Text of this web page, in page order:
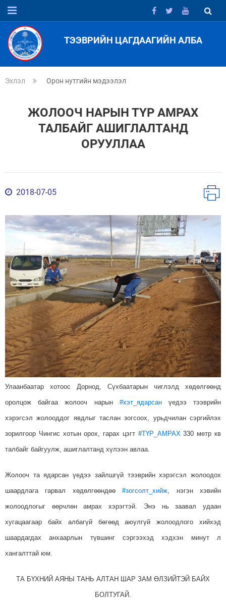
ТЭЭВРИЙН ЦАГДААГИЙН АЛБА
Эхлэл Орон нутгийн мэдээлэл
ЖОЛООЧ НАРЫН ТҮР АМРАХ
ТАЛБАЙГ АШИГЛАЛТАНД
ОРУУЛЛАА
2018-07-05
Улаанбаатар хотоос Дорнод, Сүхбаатарын чиглэлд хөдөлгөөнд
оролцож байгаа жолооч нарын #хэт_ядарсанүедээ тээврийн
хэрэгсэл жолооддог явдлыг таслан зогсоох, урьдчилан сэргийлэх
зорилгоор Чингис хотын орох, гарах цэгт #ТҮР_АМРАХ330 метр кв
талбайг байгуулж, ашиглалтанд хүлээн авлаа.
Жолооч та ядарсан үедээ зайлшгүй тээврийн хэрэгсэл жолоодох
шаардлага гарвал хөдөлгөөндөө#зогсолт_хийж, нэгэн хэвийн
жолоодлогыг өөрчлөн амрах хэрэгтэй. Энэ нь заавал удаан
хугацаагаар байх албагүй бөгөөд аюулгүй жолоодлого хийхэд
шаардагдах анхаарлын түвшинг сэргээхэд хэдхэн минут л
хангалттай юм.
ТА БҮХНИЙ АЯНЫ ТАНЬ АЛТАН ШАР ЗАМ ӨЛЗИЙТЭЙ БАЙХ
БОЛТУГАЙ.